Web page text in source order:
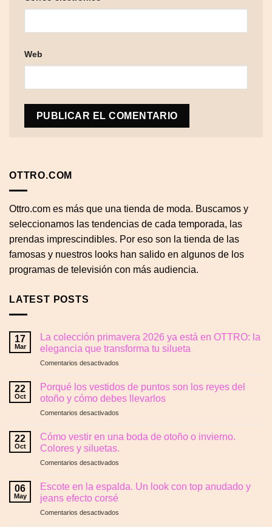
Web
OTTRO.COM
Ottro.com es más que una tienda de moda. Buscamos y
seleccionamos las tendencias de cada temporada, las
prendas imprescindibles. Por eso son la tienda de las
famosas y nuestros looks han salido en algunos de los
programas de televisión con más audiencia.
LATEST POSTS
17
Mar
La colección primavera 2026 ya está en OTTRO: la
elegancia que transforma tu silueta
Comentarios desactivados
colección
primavera
2026
en
transforma
22
Oct
Porqué los vestidos de puntos son los reyes del
otoño y cómo debes llevarlos
Comentarios desactivados
de
los
22
Oct
Cómo vestir en una boda de otoño o invierno.
Colores y siluetas.
Comentarios desactivados
vestir
06
May
Escote en la espalda. Un look con top anudado y
jeans efecto corsé
Comentarios desactivados